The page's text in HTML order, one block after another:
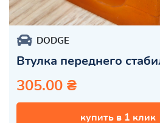
DODGE
Втулка переднего
305.00 ₴
купить в 1 клик